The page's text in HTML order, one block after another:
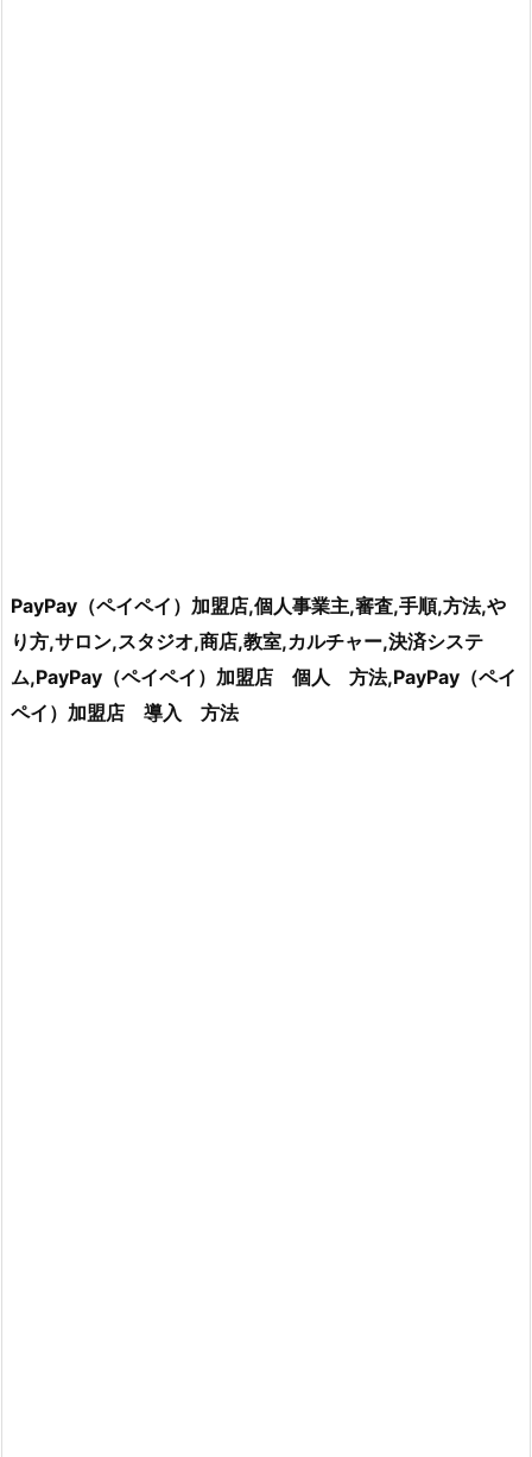
PayPay（ペイペイ）加盟店,個人事業主,審査,手順,方法,や
り方,サロン,スタジオ,商店,教室,カルチャー,決済システ
ム,PayPay（ペイペイ）加盟店 個人 方法,PayPay（ペイ
ペイ）加盟店 導入 方法